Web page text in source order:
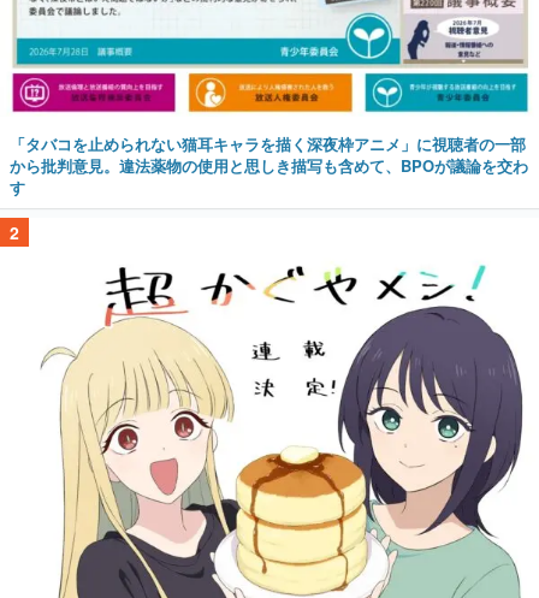
「タバコを止められない猫耳キャラを描く深夜枠アニメ」に視聴者の一部
から批判意見。違法薬物の使用と思しき描写も含めて、BPOが議論を交わ
す
2